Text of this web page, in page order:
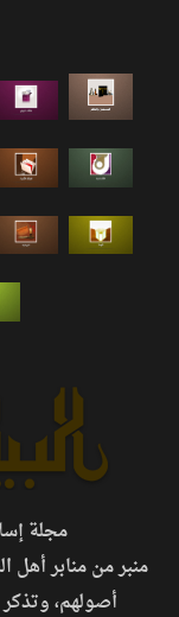
مجلة
منبر من منابر أهل
أصولهم،